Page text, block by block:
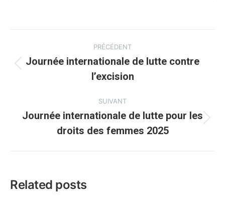
Navigation
article
PRÉCÉDENT
précédent
Journée internationale de lutte contre
l’excision
SUIVANT
suivant
Journée internationale de lutte pour les
droits des femmes 2025
Related posts